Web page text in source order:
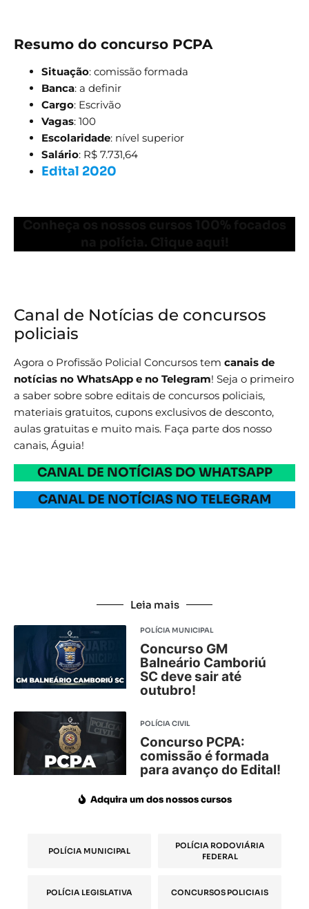
Resumo do concurso PCPA
Situação: comissão formada
Banca: a definir
Cargo: Escrivão
Vagas: 100
Escolaridade: nível superior
Salário: R$ 7.731,64
Edital 2020
Canal de Notícias de concursos
policiais
Agora o Profissão Policial Concursos tem canais de
notícias no WhatsApp e no Telegram! Seja o primeiro
a saber sobre sobre editais de concursos policiais,
materiais gratuitos, cupons exclusivos de desconto,
aulas gratuitas e muito mais. Faça parte dos nosso
canais, Águia!
CANAL DE NOTÍCIAS DO WHATSAPP
CANAL DE NOTÍCIAS NO TELEGRAM
Leia mais
POLÍCIA MUNICIPAL
Concurso GM
Balneário Camboriú
SC deve sair até
outubro!
POLÍCIA CIVIL
Concurso PCPA:
comissão é formada
para avanço do Edital!
Adquira um dos nossos cursos
POLÍCIA MUNICIPAL
POLÍCIA RODOVIÁRIA
FEDERAL
POLÍCIA LEGISLATIVA CONCURSOS POLICIAIS